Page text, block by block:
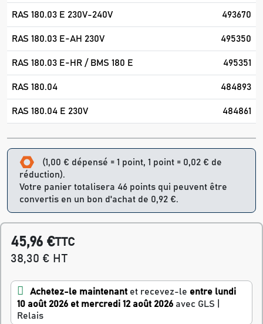
RAS 180.03 E 230V-240V 493670
RAS 180.03 E-AH 230V 495350
RAS 180.03 E-HR / BMS 180 E 495351
RAS 180.04 484893
RAS 180.04 E 230V 484861
(1,00 € dépensé = 1 point, 1 point = 0,02 € de
réduction).
Votre panier totalisera 46 points qui peuvent être
convertis en un bon d'achat de 0,92 €.
45,96 €TTC
38,30 € HT
Achetez-le maintenant et recevez-le entre lundi
10 août 2026 et mercredi 12 août 2026 avec GLS |
Relais